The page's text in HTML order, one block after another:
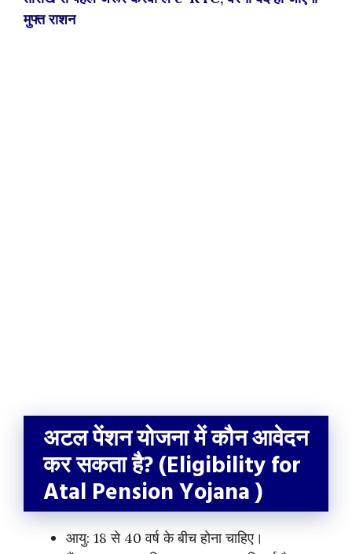
मुफ्त राशन
अटल पेंशन योजना में कौन आवेदन
कर सकता है? (Eligibility for
Atal Pension Yojana )
आयु: 18 से 40 वर्ष के बीच होना चाहिए।